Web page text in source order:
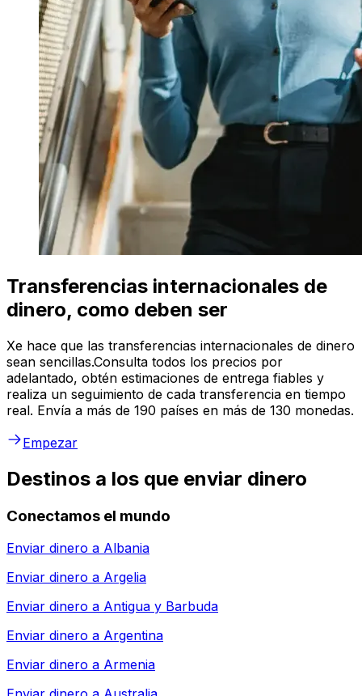
Transferencias internacionales de
dinero, como deben ser
Xe hace que las transferencias internacionales de dinero
sean sencillas.Consulta todos los precios por
adelantado, obtén estimaciones de entrega fiables y
realiza un seguimiento de cada transferencia en tiempo
real. Envía a más de 190 países en más de 130 monedas.
Empezar
Destinos a los que enviar dinero
Conectamos el mundo
Enviar dinero a Albania
Enviar dinero a Argelia
Enviar dinero a Antigua y Barbuda
Enviar dinero a Argentina
Enviar dinero a Armenia